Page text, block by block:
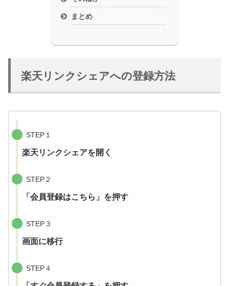
まとめ
楽天リンクシェアへの登録方法
STEP１
楽天リンクシェアを開く
STEP２
「会員登録はこちら」を押す
STEP３
画面に移行
STEP４